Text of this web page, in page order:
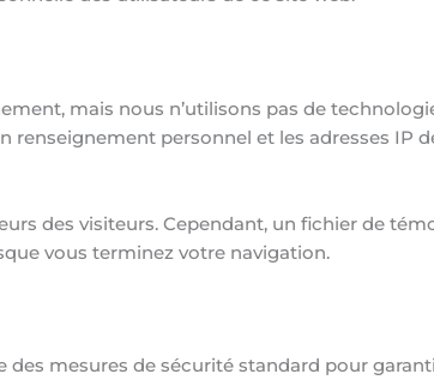
mais nous n’utilisons pas de
personnel et les adresses IP
des visiteurs. Cependant, un fichier de
vous terminez votre navigation.
mesures de sécurité standard pour